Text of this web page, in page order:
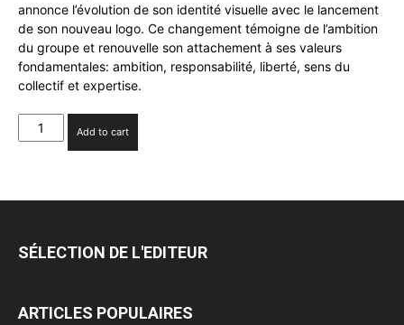
annonce l’évolution de son identité visuelle avec le lancement
de son nouveau logo. Ce changement témoigne de l’ambition
du groupe et renouvelle son attachement à ses valeurs
fondamentales: ambition, responsabilité, liberté, sens du
collectif et expertise.
MACSF
nouveau
Add to cart
SÉLECTION DE L'EDITEUR
ARTICLES POPULAIRES